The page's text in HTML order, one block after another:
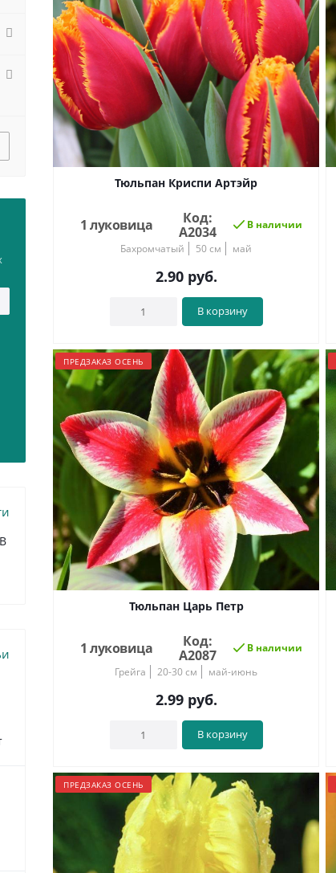
Тюльпан Криспи Артэйр
1 луковица
Код:
А2034
В наличии
Бахромчатый
50 см май
2.90руб.
В корзину
ПРЕДЗАКАЗ ОСЕНЬ
Тюльпан Царь Петр
1 луковица
Код:
А2087
В наличии
Грейга
20-30 см май-июнь
2.99руб.
В корзину
ПРЕДЗАКАЗ ОСЕНЬ